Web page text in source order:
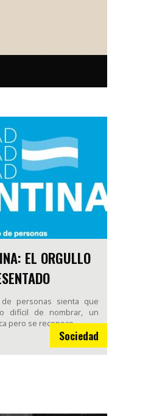
EL ORGULLO
personas sienta que
difícil de nombrar, un
pero se reconoce.
Sociedad